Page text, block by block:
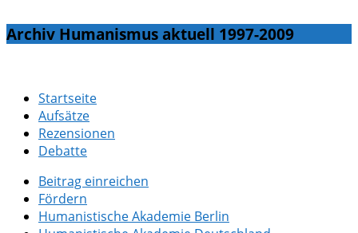
Archiv Humanismus aktuell 1997-2009
Startseite
Aufsätze
Rezensionen
Debatte
Beitrag einreichen
Fördern
Humanistische Akademie Berlin